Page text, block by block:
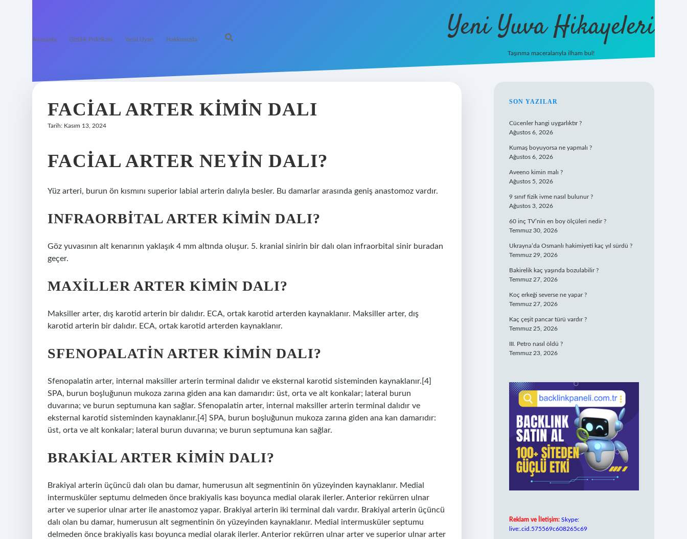
Anasayfa Gizlilik Politikası Yasal Uyarı Hakkımızda Yeni Yuva Hikayeleri
Taşınma maceralarıyla ilham bul!
FACIAL ARTER KIMIN DALI
Tarih: Kasım 13, 2024
FACIAL ARTER NEYIN DALI?
Yüz arteri, burun ön kısmını superior labial arterin dalıyla besler. Bu damarlar arasında geniş anastomoz vardır.
INFRAORBITAL ARTER KIMIN DALI?
Göz yuvasının alt kenarının yaklaşık 4 mm altında oluşur. 5. kranial sinirin bir dalı olan infraorbital sinir buradan
geçer.
MAXILLER ARTER KIMIN DALI?
Maksiller arter, dış karotid arterin bir dalıdır. ECA, ortak karotid arterden kaynaklanır. Maksiller arter, dış
karotid arterin bir dalıdır. ECA, ortak karotid arterden kaynaklanır.
SFENOPALATIN ARTER KIMIN DALI?
Sfenopalatin arter, internal maksiller arterin terminal dalıdır ve eksternal karotid sisteminden kaynaklanır.[4]
SPA, burun boşluğunun mukoza zarına giden ana kan damarıdır: üst, orta ve alt konkalar; lateral burun
duvarına; ve burun septumuna kan sağlar. Sfenopalatin arter, internal maksiller arterin terminal dalıdır ve
eksternal karotid sisteminden kaynaklanır.[4] SPA, burun boşluğunun mukoza zarına giden ana kan damarıdır:
üst, orta ve alt konkalar; lateral burun duvarına; ve burun septumuna kan sağlar.
BRAKIAL ARTER KIMIN DALI?
Brakiyal arterin üçüncü dalı olan bu damar, humerusun alt segmentinin ön yüzeyinden kaynaklanır. Medial
intermusküler septumu delmeden önce brakiyalis kası boyunca medial olarak ilerler. Anterior rekürren ulnar
arter ve superior ulnar arter ile anastomoz yapar. Brakiyal arterin iki terminal dalı vardır. Brakiyal arterin üçüncü
dalı olan bu damar, humerusun alt segmentinin ön yüzeyinden kaynaklanır. Medial intermusküler septumu
delmeden önce brakiyalis kası boyunca medial olarak ilerler. Anterior rekürren ulnar arter ve superior ulnar arter
SIDEBAR
SON YAZILAR
Cücenler hangi uygarlıktır ?
Ağustos 6, 2026
Kumaş boyuyorsa ne yapmalı ?
Ağustos 6, 2026
Aveeno kimin malı ?
Ağustos 5, 2026
9 sınıf fizik ivme nasıl bulunur ?
Ağustos 3, 2026
60 inç TV’nin en boy ölçüleri nedir ?
Temmuz 30, 2026
Ukrayna’da Osmanlı hakimiyeti kaç yıl sürdü ?
Temmuz 29, 2026
Bakirelik kaç yaşında bozulabilir ?
Temmuz 27, 2026
Koç erkeği severse ne yapar ?
Temmuz 27, 2026
Kaç çeşit pancar türü vardır ?
Temmuz 25, 2026
III. Petro nasıl öldü ?
Temmuz 23, 2026
Reklam ve İletişim: Skype:
live:.cid.575569c608265c69